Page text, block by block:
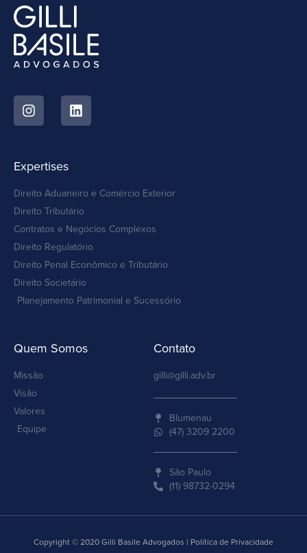
Expertises
Direito Aduaneiro e Comércio Exterior
Direito Tributário
Contratos e Negócios Complexos
Direito Regulatório
Direito Penal Econômico e Tributário
Direito Societário
Planejamento Patrimonial e Sucessório
Quem Somos
Missão
Visão
Valores
Equipe
Contato
gilli@gilli.adv.br
Blumenau
(47) 3209 2200
São Paulo
(11) 98732-0294
Copyright © 2020 Gilli Basile Advogados | Política de Privacidade